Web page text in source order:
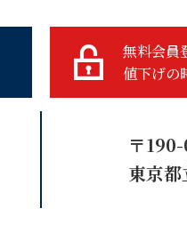
無料会員
値下げの
〒
東京